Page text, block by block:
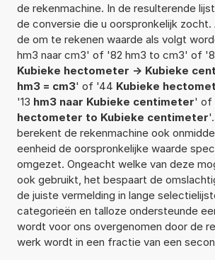
de rekenmachine. In de resulterende
de conversie die u oorspronkelijk
de om te rekenen waarde als volgt
hm3 naar cm3' of '82 hm3 to cm3' of
Kubieke hectometer -> Kubieke
hm3 = cm3' of '44 Kubieke
'13 hm3 naar Kubieke centimeter' of
hectometer to Kubieke centimeter
berekent de rekenmachine ook
eenheid de oorspronkelijke waarde
omgezet. Ongeacht welke van deze
ook gebruikt, het bespaart de
de juiste vermelding in lange
categorieën en talloze ondersteunde
wordt voor ons overgenomen door de
werk wordt in een fractie van een